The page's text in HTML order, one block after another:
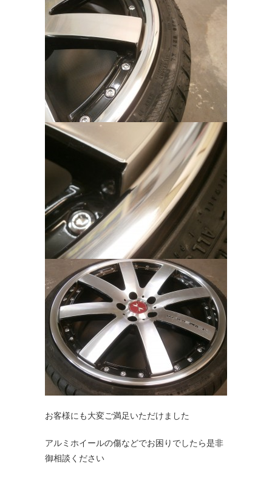
お客様にも大変ご満足いただけました
アルミホイールの傷などでお困りでしたら是非
御相談ください